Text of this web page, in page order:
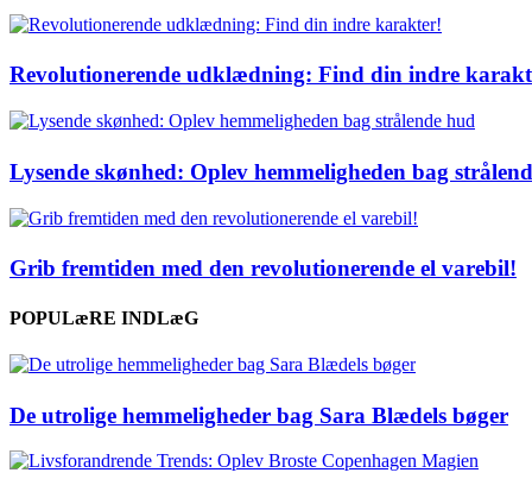
Revolutionerende udklædning: Find din indre
Lysende skønhed: Oplev hemmeligheden bag
Grib fremtiden med den revolutionerende el varebil!
POPULæRE INDLæG
De utrolige hemmeligheder bag Sara Blædels bøger